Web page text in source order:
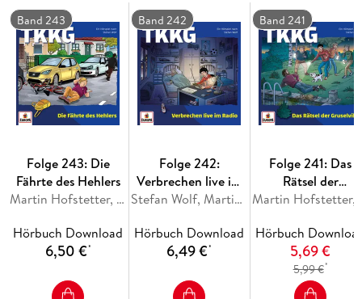
Band 243
Folge 243: Die
Fährte des Hehlers
Martin Hofstetter, Stefan Wolf
Hörbuch Download
6,50 €*
Band 242
Folge 242:
Verbrechen live im
Radio
Stefan Wolf, Martin Hofstetter
Hörbuch Download
6,49 €*
Band 241
Folge 241: Das
Rätsel der
Gruselvilla
Hörbuch
5,69 €
5,99 €*